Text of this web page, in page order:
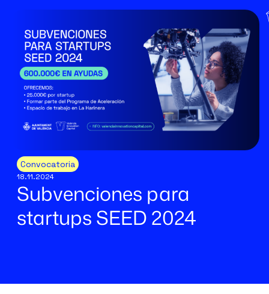
Convocatoria
18.11.2024
Subvenciones para
startups SEED 2024